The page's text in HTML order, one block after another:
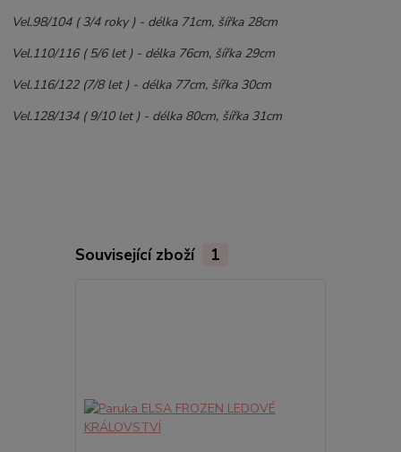
Vel.98/104 ( 3/4 roky ) - délka 71cm, šířka 28cm
Vel.110/116 ( 5/6 let ) - délka 76cm, šířka 29cm
Vel.116/122 (7/8 let ) - délka 77cm, šířka 30cm
Vel.128/134 ( 9/10 let ) - délka 80cm, šířka 31cm
Související zboží 1